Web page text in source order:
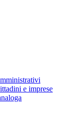
e imprese